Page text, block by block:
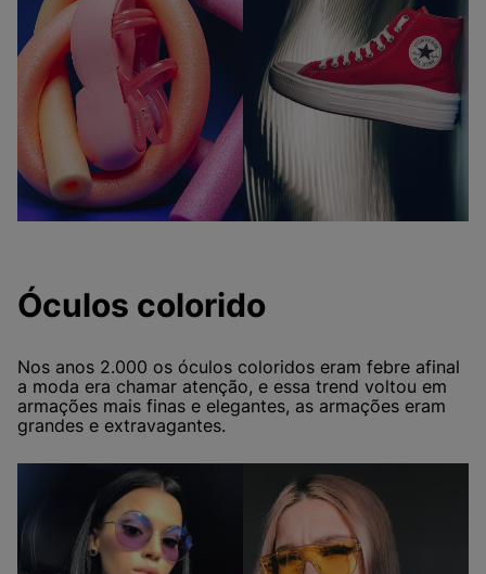
Óculos colorido
Nos anos 2.000 os óculos coloridos eram febre afinal
a moda era chamar atenção, e essa trend voltou em
armações mais finas e elegantes, as armações eram
grandes e extravagantes.